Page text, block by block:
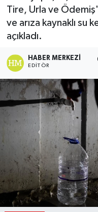
Tire, Urla ve
ve arıza kaynaklı su
açıkladı.
HABER MERKEZI
EDITÖR
Ekonomi
Magazin
Özel Haber
Sağlık
Siyaset
Son Dakika
Tüm Manşetler